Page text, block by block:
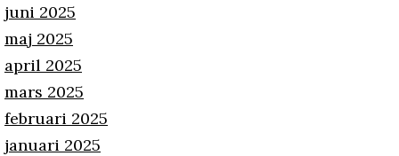
juni 2025
maj 2025
april 2025
mars 2025
februari 2025
januari 2025